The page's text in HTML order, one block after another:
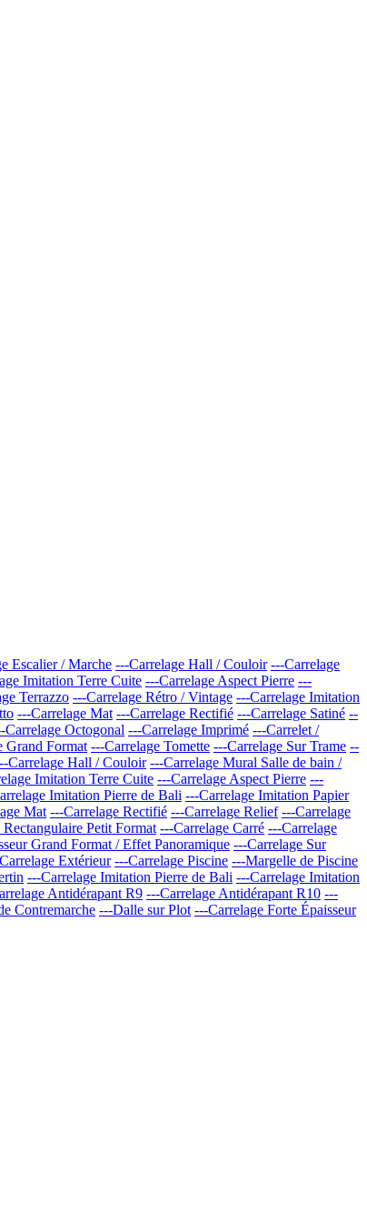
Escalier / Marche ---Carrelage Hall / Couloir ---Carrelage
Imitation Terre Cuite ---Carrelage Aspect Pierre ---
Terrazzo ---Carrelage Rétro / Vintage ---Carrelage Imitation
---Carrelage Mat ---Carrelage Rectifié ---Carrelage Satiné --
Carrelage Octogonal ---Carrelage Imprimé ---Carrelet /
Grand Format ---Carrelage Tomette ---Carrelage Sur Trame --
Carrelage Hall / Couloir ---Carrelage Mural Salle de bain /
Imitation Terre Cuite ---Carrelage Aspect Pierre ---
Imitation Pierre de Bali ---Carrelage Imitation Papier
Mat ---Carrelage Rectifié ---Carrelage Relief ---Carrelage
Petit Format ---Carrelage Carré ---Carrelage
Grand Format / Effet Panoramique ---Carrelage Sur
Extérieur ---Carrelage Piscine ---Margelle de Piscine
---Carrelage Imitation Pierre de Bali ---Carrelage Imitation
Antidérapant R9 ---Carrelage Antidérapant R10 ---
Contremarche ---Dalle sur Plot ---Carrelage Forte Épaisseur